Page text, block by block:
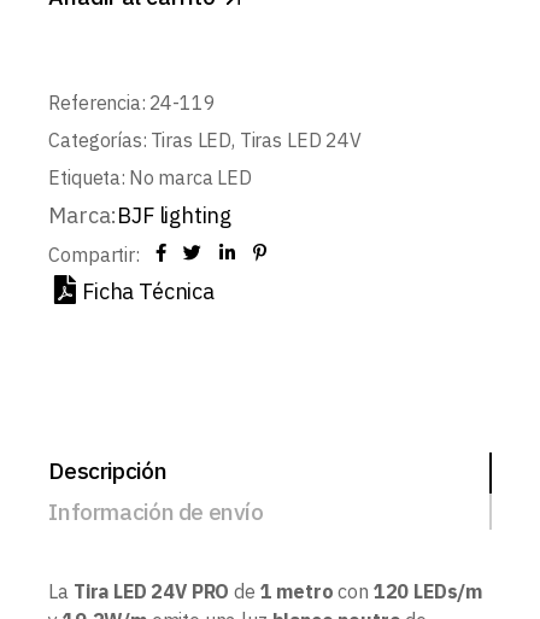
Referencia: 24-119
Categorías: Tiras LED, Tiras LED 24V
Etiqueta: No marca LED
Marca:BJF lighting
Compartir:
Ficha Técnica
Descripción
Información de envío
La Tira LED 24V PRO de 1 metro con 120 LEDs/m